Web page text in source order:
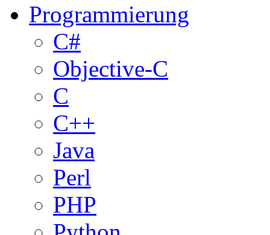
Programmierung
C#
Objective-C
C
C++
Java
Perl
PHP